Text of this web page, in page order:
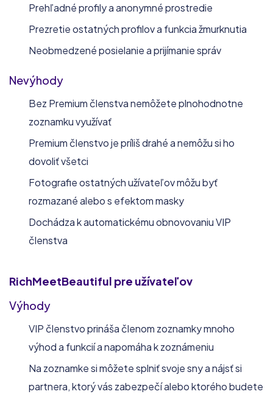
Prehľadné profily a anonymné prostredie
Prezretie ostatných profilov a funkcia žmurknutia
Neobmedzené posielanie a prijímanie správ
Nevýhody
Bez Premium členstva nemôžete plnohodnotne
zoznamku využívať
Premium členstvo je príliš drahé a nemôžu si ho
dovoliť všetci
Fotografie ostatných užívateľov môžu byť
rozmazané alebo s efektom masky
Dochádza k automatickému obnovovaniu VIP
členstva
RichMeetBeautiful pre užívateľov
Výhody
VIP členstvo prináša členom zoznamky mnoho
výhod a funkcií a napomáha k zoznámeniu
Na zoznamke si môžete splniť svoje sny a nájsť si
partnera, ktorý vás zabezpečí alebo ktorého budete